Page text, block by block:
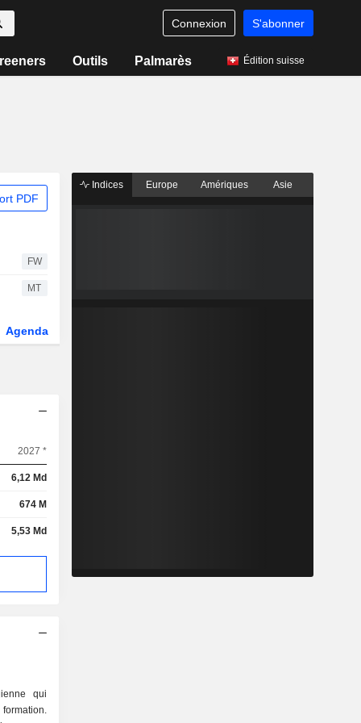
Connexion S'abonner
Outils Palmarès Édition suisse
PDF
FW
MT
Agenda
2027 *
6,12 Md
674 M
5,53 Md
qui
Indices Europe Amériques Asie